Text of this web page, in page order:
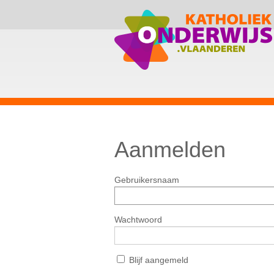
Aanmelden
Gebruikersnaam
Wachtwoord
Blijf aangemeld